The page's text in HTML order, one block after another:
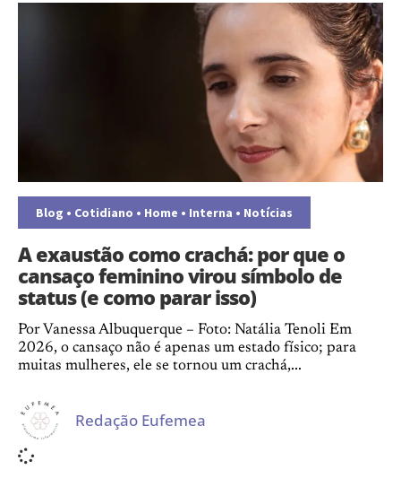
Blog • Cotidiano • Home • Interna • Notícias
A exaustão como crachá: por que o
cansaço feminino virou símbolo de
status (e como parar isso)
Por Vanessa Albuquerque – Foto: Natália Tenoli Em
2026, o cansaço não é apenas um estado físico; para
muitas mulheres, ele se tornou um crachá,...
Redação Eufemea